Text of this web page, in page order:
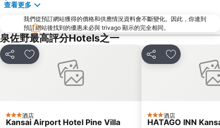
Osaka Castle
Wakayama Station
Honmachi Station
Rinku Premium Outlets
Kyobashi Station
Namba Parks
Hankyu Umeda Honten
Nishikujo Station
Universal City Station
Sakaisuji Hommachi Station
Japan Mint
Umeda Art Theater
查看更多
我們從預訂網站獲得的價格和供應情況資料會不斷變化。因此，你連到
預訂網站後找到的優惠未必與 trivago 顯示的完全相同。
泉佐野最高評分Hotels之一
分享 放到收藏夾
3 星級酒店
Kansai Airport Hotel Pine Villa
分享 放到收藏夾
3 星級酒店
HATAGO INN